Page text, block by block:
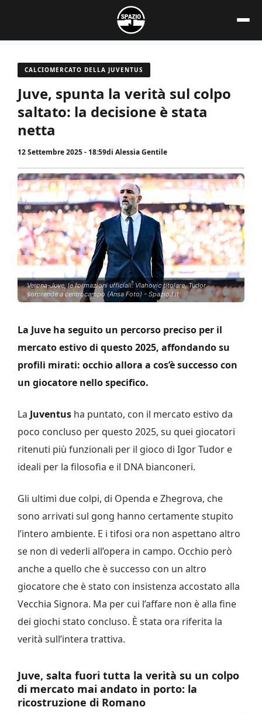
contenuto
CALCIOMERCATO DELLA JUVENTUS
Juve, spunta la verità sul colpo
saltato: la decisione è stata
netta
12 Settembre 2025 - 18:59di Alessia Gentile
Verona-Juve, le formazioni ufficiali: Vlahovic titolare, Tudor
sorprende a centrocampo (Ansa Foto) - SpazioJ.it
La Juve ha seguito un percorso preciso per il
mercato estivo di questo 2025, affondando su
profili mirati: occhio allora a cos’è successo con
un giocatore nello specifico.
La Juventus ha puntato, con il mercato estivo da
poco concluso per questo 2025, su quei giocatori
ritenuti più funzionali per il gioco di Igor Tudor e
ideali per la filosofia e il DNA bianconeri.
Gli ultimi due colpi, di Openda e Zhegrova, che
sono arrivati sul gong hanno certamente stupito
l’intero ambiente. E i tifosi ora non aspettano altro
se non di vederli all’opera in campo. Occhio però
anche a quello che è successo con un altro
giocatore che è stato con insistenza accostato alla
Vecchia Signora. Ma per cui l’affare non è alla fine
dei giochi stato concluso. È stata ora riferita la
verità sull’intera trattiva.
Juve, salta fuori tutta la verità su un colpo
di mercato mai andato in porto: la
ricostruzione di Romano